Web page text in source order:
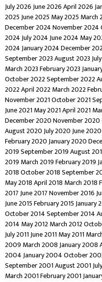
July 2026June 2026April 2026
2025June 2025 May 2025 March
December 2024November 2024
2024July 2024June 2024 May
2024January 2024December
September 2023August 2023
March 2023February 2023
October 2022September 2022
2022April 2022 March 2022
November 2021October 2021
June 2021 May 2021April 2021
December 2020November 2020
August 2020July 2020June 2020
February 2020January 2020
2019September 2019August
2019 March 2019February 2019
2018October 2018September
May 2018April 2018 March 2018
2017June 2017November 2016
June 2015February 2015January
October 2014September 2014
2014 May 2012 March 2012
July 2011June 2011 May 2011
2009 March 2008January 2008
2004January 2004October
September 2001August 2001
March 2001February 2001